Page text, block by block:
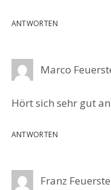
ANTWORTEN
Marco
Hört sich sehr gut
ANTWORTEN
Franz